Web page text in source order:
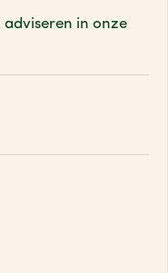
adviseren in onze